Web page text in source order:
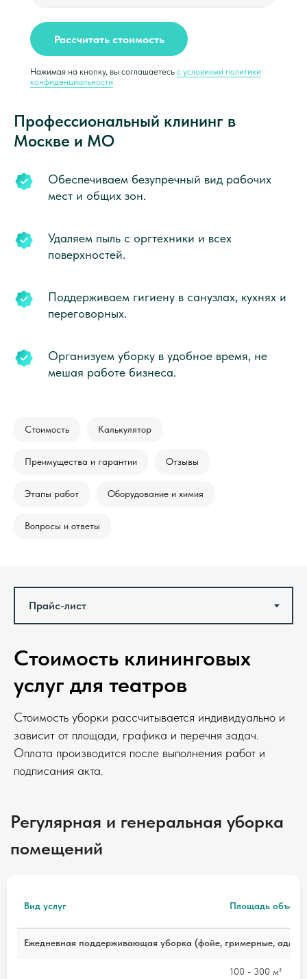
Рассчитать стоимость
Нажимая на кнопку, вы соглашаетесь с условиями политики
конфиденциальности
Профессиональный клининг в
Москве и МО
Обеспечиваем безупречный вид рабочих
мест и общих зон.
Удаляем пыль с оргтехники и всех
поверхностей.
Поддерживаем гигиену в санузлах, кухнях и
переговорных.
Организуем уборку в удобное время, не
мешая работе бизнеса.
Стоимость Калькулятор
Преимущества и гарантии Отзывы
Этапы работ Оборудование и химия
Вопросы и ответы
Стоимость клининговых
услуг для театров
Стоимость уборки рассчитывается индивидуально и
зависит от площади, графика и перечня задач.
Оплата производится после выполнения работ и
подписания акта.
Регулярная и генеральная уборка
помещений
Вид услуг Площадь
Ежедневная поддерживающая уборка (фойе, гримерные,
100 - 300 м²